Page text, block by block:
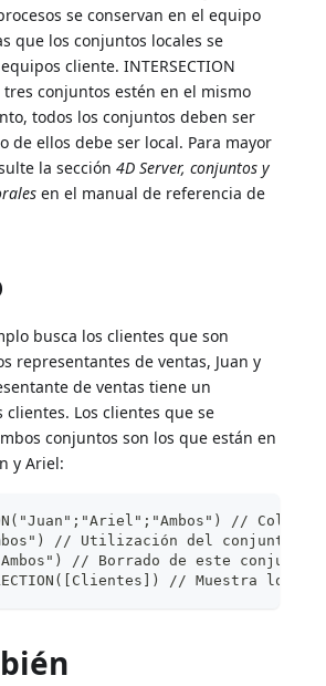
se conservan en el equipo
que los conjuntos locales se
cliente. INTERSECTION
conjuntos estén en el mismo
todos los conjuntos deben ser
de ellos debe ser local. Para mayor
la sección4D Server, conjuntos y
en el manual de referencia de
busca los clientes que son
representantes de ventas, Juan y
de ventas tiene un
clientes. Los clientes que se
conjuntos son los que están en
y Ariel:
//
// Utilización del conjunto
// Borrado de este
// Muestra los